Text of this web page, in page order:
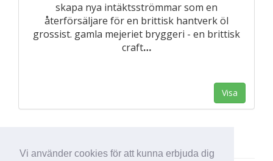
Vi använder cookies för att kunna erbjuda dig
skapa nya intäktsströmmar som en
återförsäljare för en brittisk hantverk öl
grossist. gamla mejeriet bryggeri - en brittisk
craft…
Visa